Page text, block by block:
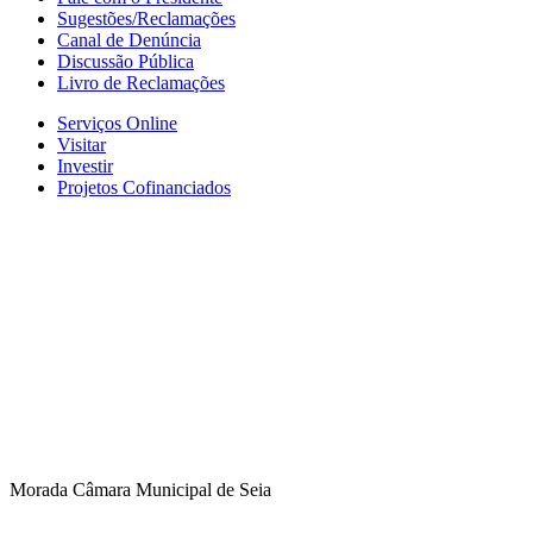
Sugestões/Reclamações
Canal de Denúncia
Discussão Pública
Livro de Reclamações
Serviços Online
Visitar
Investir
Projetos Cofinanciados
Morada Câmara Municipal de Seia